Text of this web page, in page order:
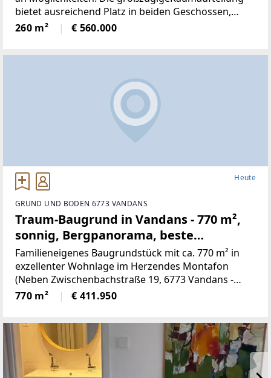
bietet ausreichend Platz in beiden Geschossen,
neben 5Schlafräumen, gibt es ein Wohnzimmer mit
neu renovierten Kachelofen,
260 m² € 560.000
Heute
GRUND UND BODEN 6773 VANDANS
Traum-Baugrund in Vandans - 770 m²,
sonnig, Bergpanorama, beste
Infrastruktur! (Provisionsfrei)
Familieneigenes Baugrundstück mit ca. 770 m² in
exzellenter Wohnlage im Herzendes Montafon
(Neben Zwischenbachstraße 19, 6773 Vandans -
Grundstücksnummer129/2)Das Grundstück liegt in
Zone 5 - Wohngebiet und bietet
770 m² € 411.950